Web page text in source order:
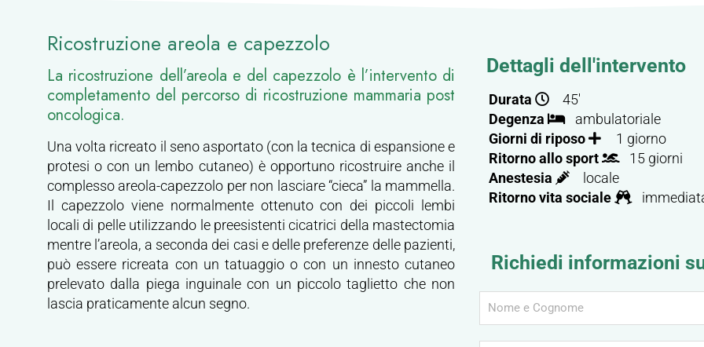
Ricostruzione areola e capezzolo
La ricostruzione dell’areola e del capezzolo è l’intervento di
completamento del percorso di ricostruzione mammaria post
oncologica.
Una volta ricreato il seno asportato (con la tecnica di espansione e
protesi o con un lembo cutaneo) è opportuno ricostruire anche il
complesso areola-capezzolo per non lasciare “cieca” la mammella.
Il capezzolo viene normalmente ottenuto con dei piccoli lembi
locali di pelle utilizzando le preesistenti cicatrici della mastectomia
mentre l’areola, a seconda dei casi e delle preferenze delle pazienti,
può essere ricreata con un tatuaggio o con un innesto cutaneo
prelevato dalla piega inguinale con un piccolo taglietto che non
lascia praticamente alcun segno.
Dettagli dell'intervento
Durata
45'
Degenza
ambulatoriale
Giorni di riposo
1 giorno
Ritorno allo sport
15 giorni
Anestesia
locale
Ritorno vita sociale
Richiedi informazioni